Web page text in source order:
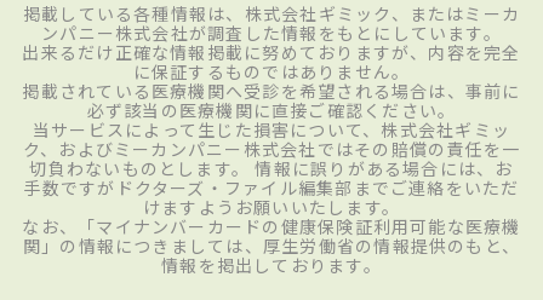
掲載している各種情報は、株式会社ギミック、またはミーカ
ンパニー株式会社が調査した情報をもとにしています。
出来るだけ正確な情報掲載に努めておりますが、内容を完全
に保証するものではありません。
掲載されている医療機関へ受診を希望される場合は、事前に
必ず該当の医療機関に直接ご確認ください。
当サービスによって生じた損害について、株式会社ギミッ
ク、およびミーカンパニー株式会社ではその賠償の責任を一
切負わないものとします。 情報に誤りがある場合には、お
手数ですがドクターズ・ファイル編集部までご連絡をいただ
けますようお願いいたします。
なお、「マイナンバーカードの健康保険証利用可能な医療機
関」の情報につきましては、厚生労働省の情報提供のもと、
情報を掲出しております。